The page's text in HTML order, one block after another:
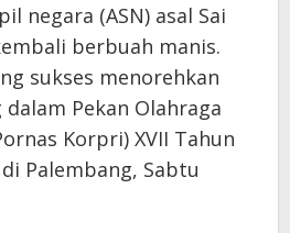
negara (ASN) asal Sai
berbuah manis.
sukses menorehkan
Pekan Olahraga
Korpri) XVII Tahun
Palembang, Sabtu